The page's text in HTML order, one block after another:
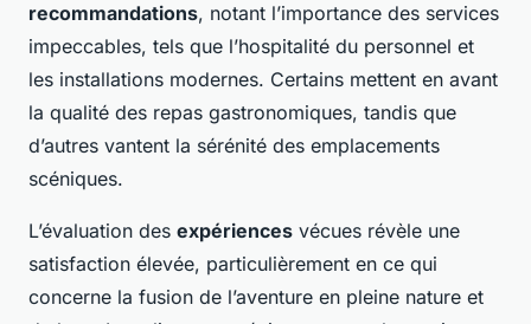
recommandations, notant l’importance des services
impeccables, tels que l’hospitalité du personnel et
les installations modernes. Certains mettent en avant
la qualité des repas gastronomiques, tandis que
d’autres vantent la sérénité des emplacements
scéniques.
L’évaluation des expériences vécues révèle une
satisfaction élevée, particulièrement en ce qui
concerne la fusion de l’aventure en pleine nature et